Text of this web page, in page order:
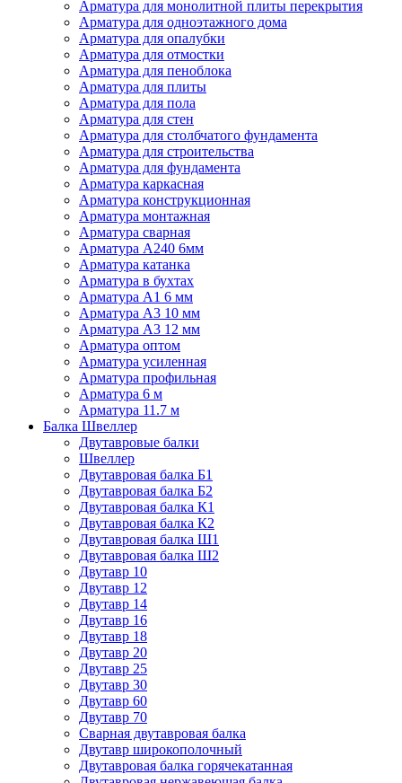
Арматура для монолитной плиты перекрытия
Арматура для одноэтажного дома
Арматура для опалубки
Арматура для отмостки
Арматура для пеноблока
Арматура для плиты
Арматура для пола
Арматура для стен
Арматура для столбчатого фундамента
Арматура для строительства
Арматура для фундамента
Арматура каркасная
Арматура конструкционная
Арматура монтажная
Арматура сварная
Арматура А240 6мм
Арматура катанка
Арматура в бухтах
Арматура А1 6 мм
Арматура А3 10 мм
Арматура А3 12 мм
Арматура оптом
Арматура усиленная
Арматура профильная
Арматура 6 м
Арматура 11.7 м
Балка Швеллер
Двутавровые балки
Швеллер
Двутавровая балка Б1
Двутавровая балка Б2
Двутавровая балка К1
Двутавровая балка К2
Двутавровая балка Ш1
Двутавровая балка Ш2
Двутавр 10
Двутавр 12
Двутавр 14
Двутавр 16
Двутавр 18
Двутавр 20
Двутавр 25
Двутавр 30
Двутавр 60
Двутавр 70
Сварная двутавровая балка
Двутавр широкополочный
Двутавровая балка горячекатанная